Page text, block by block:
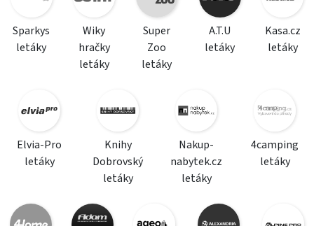
Sparkys
letáky
Wiky
hračky
letáky
Super
Zoo
letáky
A.T.U
letáky
Kasa.cz
letáky
Elvia-Pro
letáky
Knihy
Dobrovský
letáky
Nakup-
nabytek.cz
letáky
4camping
letáky